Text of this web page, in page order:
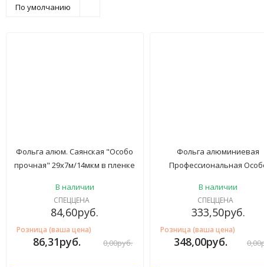
По умолчанию
Фольга алюм. Саянская "Особо
прочная" 29х7м/14мкм в пленке
В наличии
СПЕЦЦЕНА
84,60руб.
Розница (ваша цена)
86,31руб. 0,00руб.
Фольга алюминиевая
Профессиональная
(12шт*кор)
В наличии
СПЕЦЦЕНА
333,50руб.
Розница (ваша цена)
348,00руб. 0,00